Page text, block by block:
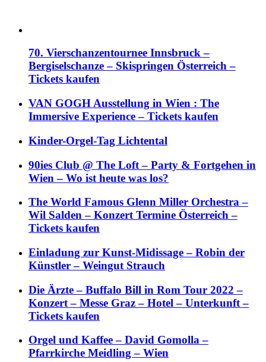
70. Vierschanzentournee Innsbruck –
Bergiselschanze – Skispringen Österreich –
Tickets kaufen
VAN GOGH Ausstellung in Wien : The
Immersive Experience – Tickets kaufen
Kinder-Orgel-Tag Lichtental
90ies Club @ The Loft – Party & Fortgehen in
Wien – Wo ist heute was los?
The World Famous Glenn Miller Orchestra –
Wil Salden – Konzert Termine Österreich –
Tickets kaufen
Einladung zur Kunst-Midissage – Robin der
Künstler – Weingut Strauch
Die Ärzte – Buffalo Bill in Rom Tour 2022 –
Konzert – Messe Graz – Hotel – Unterkunft –
Tickets kaufen
Orgel und Kaffee – David Gomolla –
Pfarrkirche Meidling – Wien